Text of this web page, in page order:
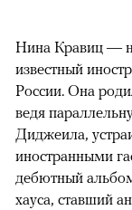
Нина Кравиц —
известный
России. Она
ведя
Диджеила,
иностранными
дебютный
хауса, ставший